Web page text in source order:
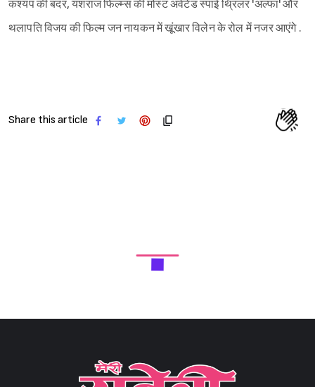
कश्यप की बंदर, यशराज फिल्म्स की मोस्ट अवेटेड स्पाई थ्रिलर 'अल्फा' और
थलापति विजय की फिल्म जन नायकन में खूंखार विलेन के रोल में नजर आएंगे .
Share this article